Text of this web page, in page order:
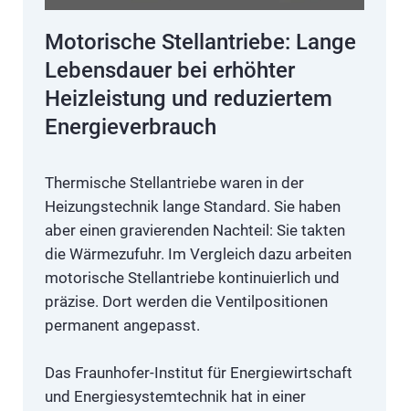
Motorische Stellantriebe: Lange
Lebensdauer bei erhöhter
Heizleistung und reduziertem
Energieverbrauch
Thermische Stellantriebe waren in der
Heizungstechnik lange Standard. Sie haben
aber einen gravierenden Nachteil: Sie takten
die Wärmezufuhr. Im Vergleich dazu arbeiten
motorische Stellantriebe kontinuierlich und
präzise. Dort werden die Ventilpositionen
permanent angepasst.
Das Fraunhofer-Institut für Energiewirtschaft
und Energiesystemtechnik hat in einer